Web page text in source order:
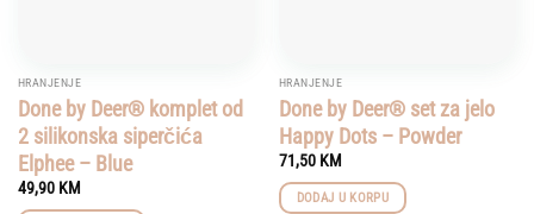
HRANJENJE
Done by Deer® komplet od
2 silikonska siperčića
Elphee – Blue
49,90 KM
HRANJENJE
Done by Deer® set za jelo
Happy Dots – Powder
71,50 KM
DODAJ U KORPU